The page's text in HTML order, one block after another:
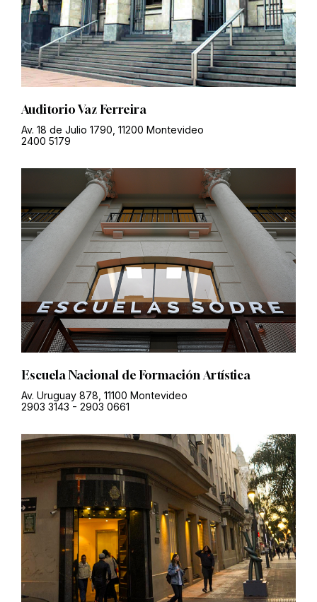
Auditorio Vaz Ferreira
Av. 18 de Julio 1790, 11200 Montevideo
2400 5179
Escuela Nacional de Formación Artística
Av. Uruguay 878, 11100 Montevideo
2903 3143 - 2903 0661